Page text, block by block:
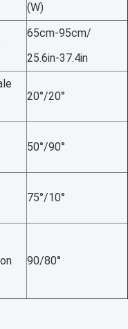
(W)
65cm-95cm/
25.6in-37.4in
20°/20°
50°/90°
75°/10°
90/80°